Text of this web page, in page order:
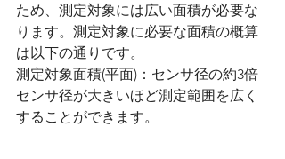
ため、測定対象には広い面積が必要な
ります。測定対象に必要な面積の概算
は以下の通りです。
測定対象面積(平面)：センサ径の約3倍
センサ径が大きいほど測定範囲を広く
することができます。